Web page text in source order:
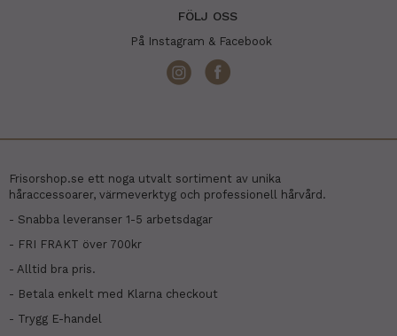
FÖLJ OSS
På Instagram & Facebook
Frisorshop.se ett noga utvalt sortiment av unika
håraccessoarer, värmeverktyg och professionell hårvård.
- Snabba leveranser 1-5 arbetsdagar
- FRI FRAKT över 700kr
- Alltid bra pris.
- Betala enkelt med Klarna checkout
- Trygg E-handel